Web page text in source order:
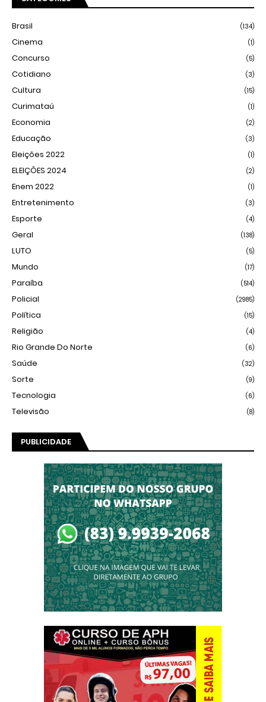
Brasil (134)
Cinema (1)
Concurso (5)
Cotidiano (3)
Cultura (15)
Curimataú (1)
Economia (2)
Educação (3)
Eleições 2022 (1)
ELEIÇÕES 2024 (2)
Enem 2022 (1)
Entretenimento (3)
Esporte (4)
Geral (138)
LUTO (5)
Mundo (17)
Paraíba (514)
Policial (2985)
Política (15)
Religião (4)
Rio Grande Do Norte (6)
Saúde (32)
Sorte (9)
Tecnologia (6)
Televisão (8)
PUBLICIDADE